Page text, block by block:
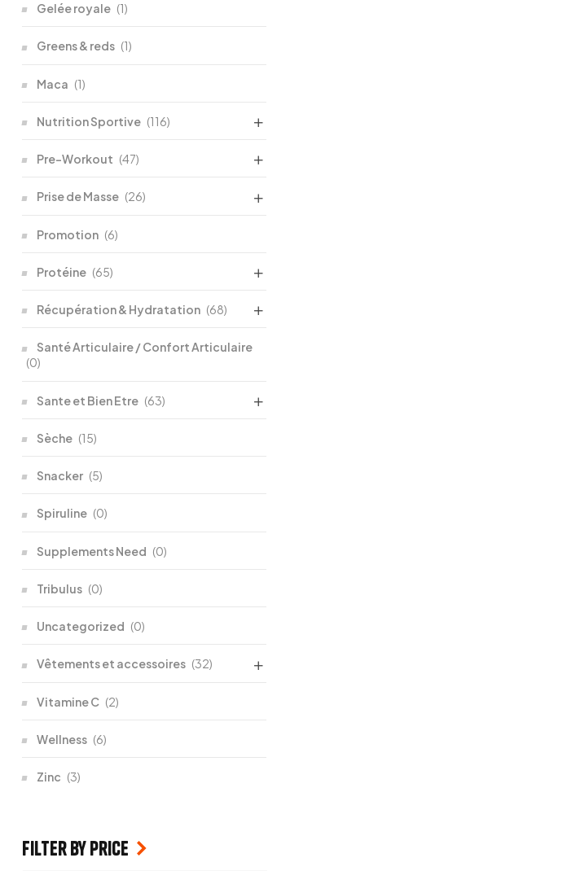
Gelée royale (1)
Greens & reds (1)
Maca (1)
Nutrition Sportive (116)
Pre-Workout (47)
Prise de Masse (26)
Promotion (6)
Protéine (65)
Récupération & Hydratation (68)
Santé Articulaire / Confort Articulaire
(0)
Sante et Bien Etre (63)
Sèche (15)
Snacker (5)
Spiruline (0)
Supplements Need (0)
Tribulus (0)
Uncategorized (0)
Vêtements et accessoires (32)
Vitamine C (2)
Wellness (6)
Zinc (3)
filter by price